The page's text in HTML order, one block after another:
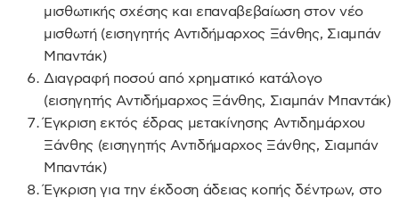
μισθωτικής σχέσης και επαναβεβαίωση στον νέο
μισθωτή (εισηγητής Αντιδήμαρχος Ξάνθης, Σιαμπάν
Μπαντάκ)
Διαγραφή ποσού από χρηματικό κατάλογο
(εισηγητής Αντιδήμαρχος Ξάνθης, Σιαμπάν Μπαντάκ)
Έγκριση εκτός έδρας μετακίνησης Αντιδημάρχου
Ξάνθης (εισηγητής Αντιδήμαρχος Ξάνθης, Σιαμπάν
Μπαντάκ)
Έγκριση για την έκδοση άδειας κοπής δέντρων, στο